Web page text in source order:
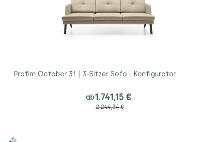
Profim October 31 | 3-Sitzer Sofa | Konfigurator
ab1.741,15 €
2.244,34 €